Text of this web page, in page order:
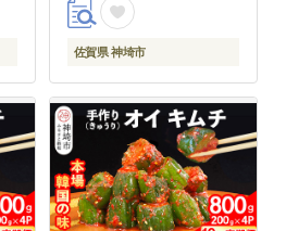
佐賀県 神埼市